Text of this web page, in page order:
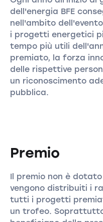
dell'energia BFE
nell'ambito
i progetti energetici
tempo più utili
premiato, la forza
delle rispettive
un riconoscimento
pubblica.
Premio
Il premio non è
vengono distribuiti i
tutti i progetti
un trofeo.